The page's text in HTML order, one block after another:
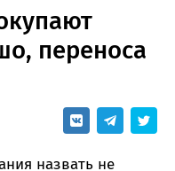
переноса
назвать не